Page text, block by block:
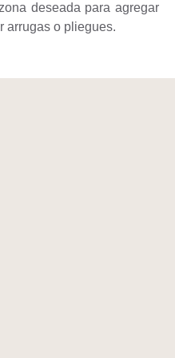
deseada para agregar
arrugas o pliegues.